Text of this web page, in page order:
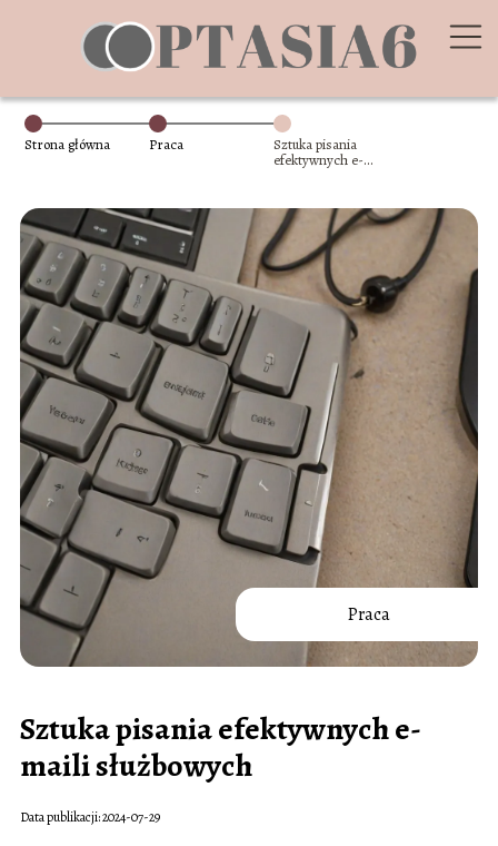
Strona główna Praca
Sztuka pisania
efektywnych e-
Praca
Sztuka pisania efektywnych e-
maili służbowych
Data publikacji: 2024-07-29